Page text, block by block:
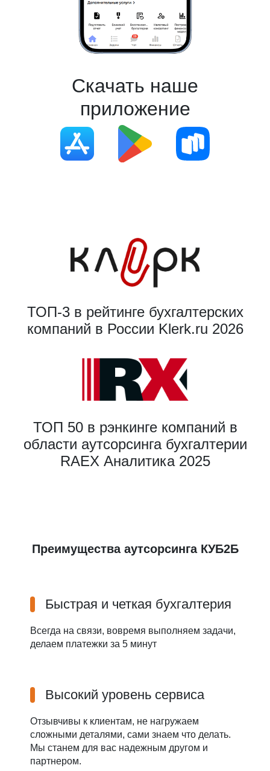
Скачать наше
приложение
ТОП-3 в рейтинге бухгалтерских
компаний в России Klerk.ru 2026
ТОП 50 в рэнкинге компаний в
области аутсорсинга бухгалтерии
RAEX Аналитика 2025
Преимущества аутсорсинга КУБ2Б
Быстрая и четкая бухгалтерия
Всегда на связи, вовремя выполняем задачи,
делаем платежки за 5 минут
Высокий уровень сервиса
Отзывчивы к клиентам, не нагружаем
сложными деталями, сами знаем что делать.
Мы станем для вас надежным другом и
партнером.